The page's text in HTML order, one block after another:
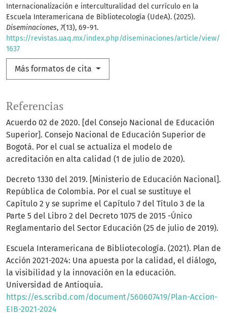
Internacionalización e interculturalidad del currículo en la
Escuela Interamericana de Bibliotecología (UdeA). (2025).
Diseminaciones, 7(13), 69-91.
https://revistas.uaq.mx/index.php/diseminaciones/article/view/
1637
Más formatos de cita
Referencias
Acuerdo 02 de 2020. [del Consejo Nacional de Educación
Superior]. Consejo Nacional de Educación Superior de
Bogotá. Por el cual se actualiza el modelo de
acreditación en alta calidad (1 de julio de 2020).
Decreto 1330 del 2019. [Ministerio de Educación Nacional].
República de Colombia. Por el cual se sustituye el
Capítulo 2 y se suprime el Capítulo 7 del Título 3 de la
Parte 5 del Libro 2 del Decreto 1075 de 2015 -Único
Reglamentario del Sector Educación (25 de julio de 2019).
Escuela Interamericana de Bibliotecología. (2021). Plan de
Acción 2021-2024: Una apuesta por la calidad, el diálogo,
la visibilidad y la innovación en la educación.
Universidad de Antioquia.
https://es.scribd.com/document/560607419/Plan-Accion-
EIB-2021-2024